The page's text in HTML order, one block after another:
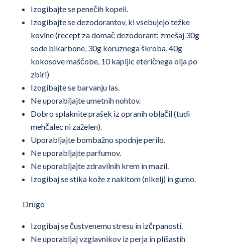
Izogibajte se penečih kopeli.
Izogibajte se dezodorantov, ki vsebujejo težke
kovine (recept za domač dezodorant: zmešaj 30g
sode bikarbone, 30g koruznega škroba, 40g
kokosove maščobe, 10 kapljic eteričnega olja po
zbiri)
Izogibajte se barvanju las.
Ne uporabljajte umetnih nohtov.
Dobro splaknite prašek iz opranih oblačil (tudi
mehčalec ni zaželen).
Uporabljajte bombažno spodnje perilo.
Ne uporabljajte parfumov.
Ne uporabljajte zdravilnih krem in mazil.
Izogibaj se stika kože z nakitom (nikelj) in gumo.
Drugo
Izogibaj se čustvenemu stresu in izčrpanosti.
Ne uporabljaj vzglavnikov iz perja in plišastih